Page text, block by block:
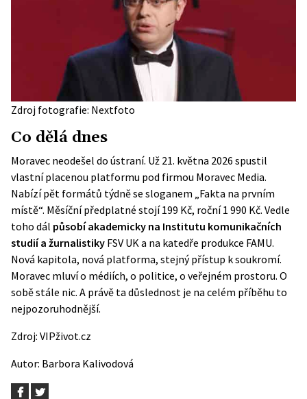
Zdroj fotografie: Nextfoto
Co dělá dnes
Moravec neodešel do ústraní. Už 21. května 2026 spustil
vlastní placenou platformu pod firmou Moravec Media.
Nabízí pět formátů týdně se sloganem „Fakta na prvním
místě“. Měsíční předplatné stojí 199 Kč, roční 1 990 Kč. Vedle
toho dál působí akademicky na Institutu komunikačních
studií a žurnalistiky FSV UK a na katedře produkce FAMU.
Nová kapitola, nová platforma, stejný přístup k soukromí.
Moravec mluví o médiích, o politice, o veřejném prostoru. O
sobě stále nic. A právě ta důslednost je na celém příběhu to
nejpozoruhodnější.
Zdroj: VIPživot.cz
Autor: Barbora Kalivodová